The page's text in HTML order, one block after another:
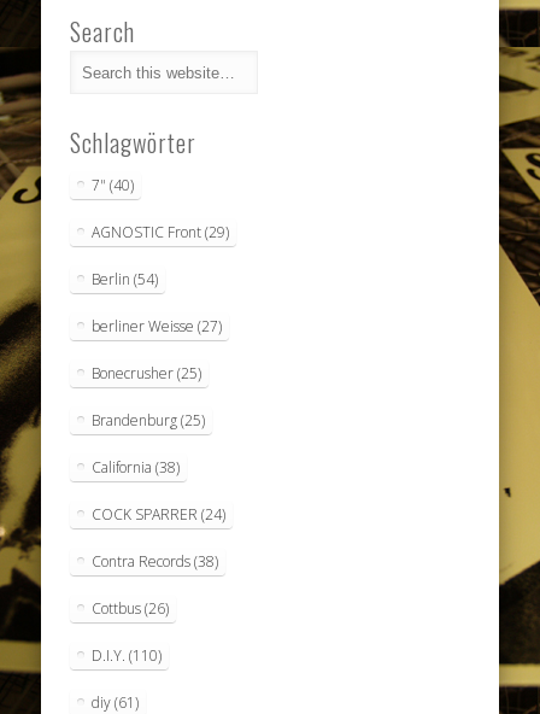
Search
Schlagwörter
7" (40)
AGNOSTIC Front(29)
Berlin (54)
berliner Weisse (27)
Bonecrusher(25)
Brandenburg(25)
California (38)
COCK SPARRER (24)
Contra Records(38)
Cottbus(26)
D.I.Y. (110)
diy(61)